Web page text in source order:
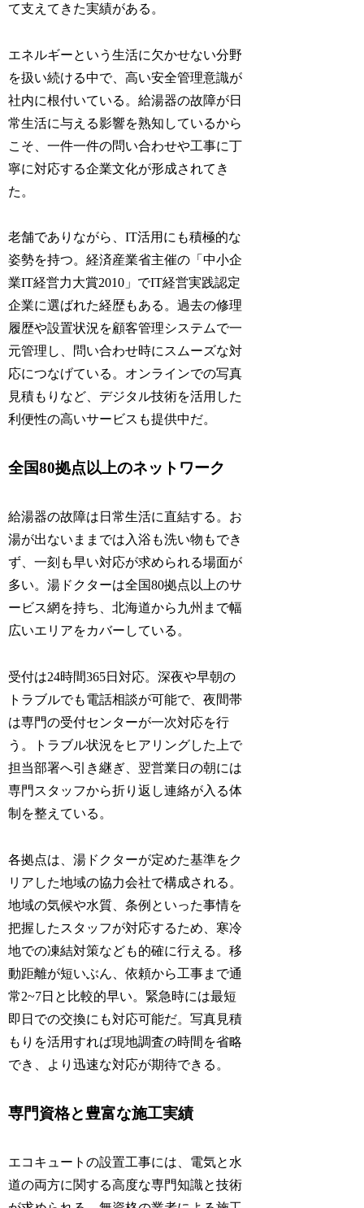
て支えてきた実績がある。
エネルギーという生活に欠かせない分野
を扱い続ける中で、高い安全管理意識が
社内に根付いている。給湯器の故障が日
常生活に与える影響を熟知しているから
こそ、一件一件の問い合わせや工事に丁
寧に対応する企業文化が形成されてき
た。
老舗でありながら、IT活用にも積極的な
姿勢を持つ。経済産業省主催の「中小企
業IT経営力大賞2010」でIT経営実践認定
企業に選ばれた経歴もある。過去の修理
履歴や設置状況を顧客管理システムで一
元管理し、問い合わせ時にスムーズな対
応につなげている。オンラインでの写真
見積もりなど、デジタル技術を活用した
利便性の高いサービスも提供中だ。
全国80拠点以上のネットワーク
給湯器の故障は日常生活に直結する。お
湯が出ないままでは入浴も洗い物もでき
ず、一刻も早い対応が求められる場面が
多い。湯ドクターは全国80拠点以上のサ
ービス網を持ち、北海道から九州まで幅
広いエリアをカバーしている。
受付は24時間365日対応。深夜や早朝の
トラブルでも電話相談が可能で、夜間帯
は専門の受付センターが一次対応を行
う。トラブル状況をヒアリングした上で
担当部署へ引き継ぎ、翌営業日の朝には
専門スタッフから折り返し連絡が入る体
制を整えている。
各拠点は、湯ドクターが定めた基準をク
リアした地域の協力会社で構成される。
地域の気候や水質、条例といった事情を
把握したスタッフが対応するため、寒冷
地での凍結対策なども的確に行える。移
動距離が短いぶん、依頼から工事まで通
常2~7日と比較的早い。緊急時には最短
即日での交換にも対応可能だ。写真見積
もりを活用すれば現地調査の時間を省略
でき、より迅速な対応が期待できる。
専門資格と豊富な施工実績
エコキュートの設置工事には、電気と水
道の両方に関する高度な専門知識と技術